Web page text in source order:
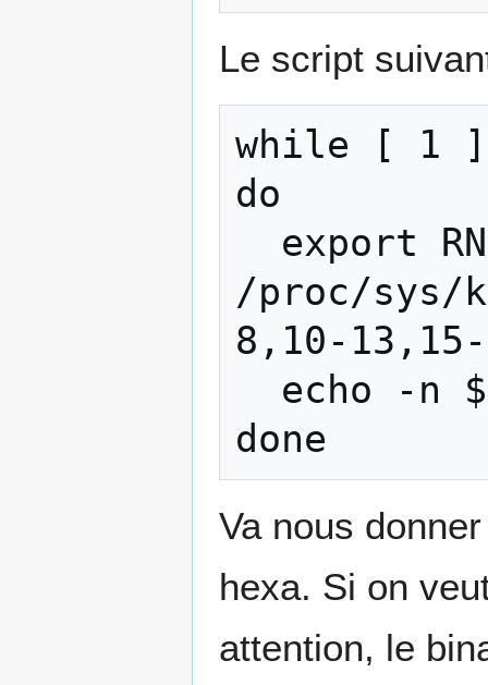
Le script
while [ 1 ]
do
/proc/sys/
8,10-
done
Va nous
hexa. Si on
attention, le